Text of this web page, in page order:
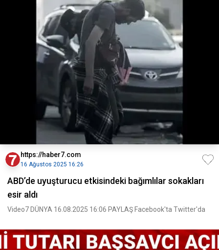
https://haber7.com
16 Ağustos 2025 16:26
ABD’de uyuşturucu etkisindeki bağımlılar sokakları
esir aldı
Video7 DÜNYA 16.08.2025 16:06 PAYLAŞ Facebook'ta Twitter'da